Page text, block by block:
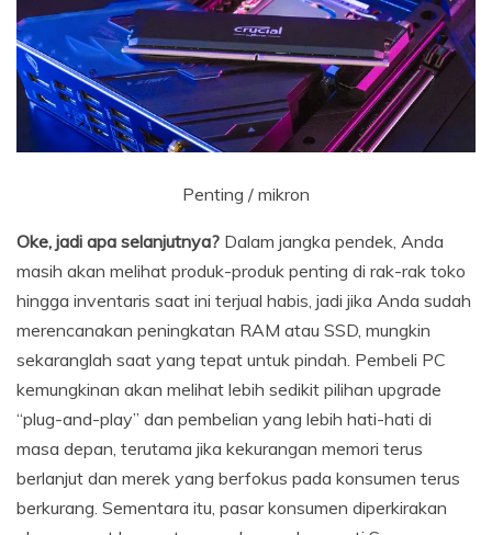
Penting / mikron
Oke, jadi apa selanjutnya? Dalam jangka pendek, Anda
masih akan melihat produk-produk penting di rak-rak toko
hingga inventaris saat ini terjual habis, jadi jika Anda sudah
merencanakan peningkatan RAM atau SSD, mungkin
sekaranglah saat yang tepat untuk pindah. Pembeli PC
kemungkinan akan melihat lebih sedikit pilihan upgrade
“plug-and-play” dan pembelian yang lebih hati-hati di
masa depan, terutama jika kekurangan memori terus
berlanjut dan merek yang berfokus pada konsumen terus
berkurang. Sementara itu, pasar konsumen diperkirakan